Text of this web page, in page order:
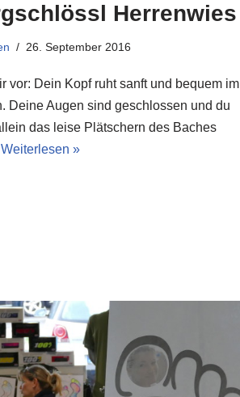
Herrenwies
26. September 2016
vor: Dein Kopf ruht sanft und bequem im
Deine Augen sind geschlossen und du
das leise Plätschern des Baches
Weiterlesen »